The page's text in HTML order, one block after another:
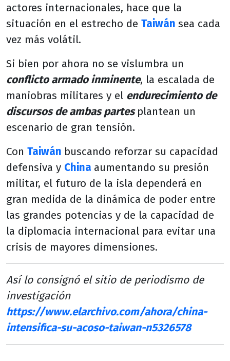
actores internacionales, hace que la
situación en el estrecho de Taiwán sea cada
vez más volátil.
Si bien por ahora no se vislumbra un
conflicto armado inminente, la escalada de
maniobras militares y el endurecimiento de
discursos de ambas partes plantean un
escenario de gran tensión.
Con Taiwán buscando reforzar su capacidad
defensiva y China aumentando su presión
militar, el futuro de la isla dependerá en
gran medida de la dinámica de poder entre
las grandes potencias y de la capacidad de
la diplomacia internacional para evitar una
crisis de mayores dimensiones.
Así lo consignó el sitio de periodismo de
investigación
https://www.elarchivo.com/ahora/china-
intensifica-su-acoso-taiwan-n5326578